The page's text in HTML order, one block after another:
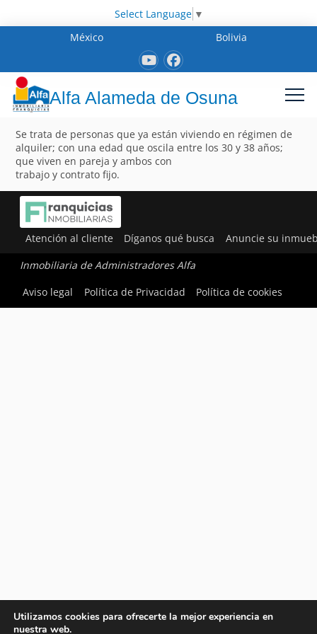
Select Language ▼
México
Bolivia
Alfa Alameda de Osuna
Se trata de personas que ya están viviendo en régimen de
alquiler; con una edad que oscila entre los 30 y 38 años;
que viven en pareja y ambos con
trabajo y contrato fijo.
Atención al cliente Díganos qué busca Anuncie su
Inmobiliaria de Administradores Alfa
Aviso legal
Política de Privacidad Política de cookies
Utilizamos cookies para ofrecerte la mejor experiencia en
nuestra web.